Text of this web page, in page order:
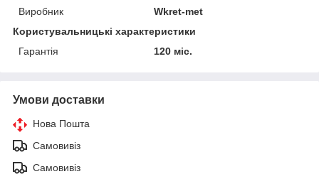
Виробник
Wkret-met
Користувальницькі характеристики
Гарантія
120 міс.
Умови доставки
Нова Пошта
Самовивіз
Самовивіз